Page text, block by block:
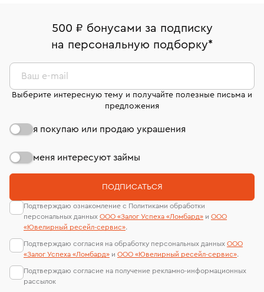
комиссионных украшений и часов смотрите на
странице«Возврат украшений»
Срок бронирования украшения при самовывозе из
филиала - 1 день, не считая день бронирования.
номер (УИН)
На особо ценные изделия получены
сертификаты МГУ и других геммологических
лабораторий
500 ₽ бонусами за подписку
на персональную подборку*
Ваш e-mail
Выберите интересную тему и получайте полезные письма и
предложения
я покупаю или продаю украшения
меня интересуют займы
ПОДПИСАТЬСЯ
Подтверждаю ознакомление с Политиками обработки
персональных данных ООО «Залог Успеха «Ломбард» и ООО
«Ювелирный ресейл-сервиc».
Подтверждаю согласия на обработку персональных данных ООО
«Залог Успеха «Ломбард» и ООО «Ювелирный ресейл-сервиc».
Подтверждаю согласие на получение рекламно-информационных
рассылок